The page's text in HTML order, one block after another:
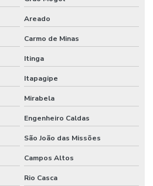
Areado
Carmo de Minas
Itinga
Itapagipe
Mirabela
Engenheiro Caldas
São João das Missões
Campos Altos
Rio Casca